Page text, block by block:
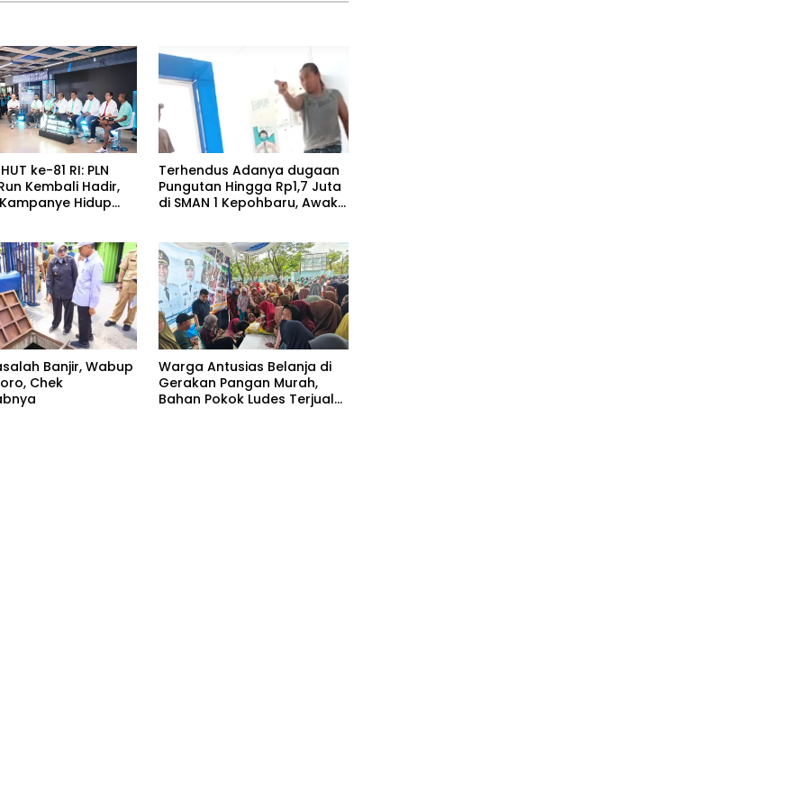
ke-81 RI: PLN
Kembali Hadir,
Hidup
Terhendus Adanya dugaan
Pungutan Hingga Rp1,7 Juta
di SMAN 1 Kepohbaru, Awak
Banjir, Wabup
Chek
Warga Antusias Belanja di
Gerakan Pangan Murah,
Bahan Pokok Ludes Terjual